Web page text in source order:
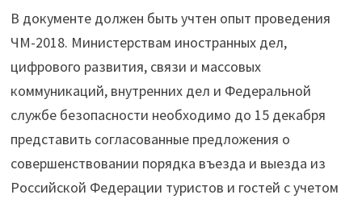
В документе должен быть учтен опыт проведения
ЧМ-2018. Министерствам иностранных дел,
цифрового развития, связи и массовых
коммуникаций, внутренних дел и Федеральной
службе безопасности необходимо до 15 декабря
представить согласованные предложения о
совершенствовании порядка въезда и выезда из
Российской Федерации туристов и гостей с учетом